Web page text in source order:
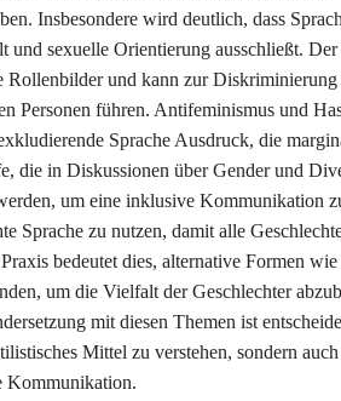
Insbesondere wird deutlich, dass
und sexuelle Orientierung ausschließt. Der
Rollenbilder und kann zur Diskriminierung
Personen führen. Antifeminismus und
Sprache Ausdruck, die
die in Diskussionen über Gender und
um eine inklusive Kommunikation
Sprache zu nutzen, damit alle
bedeutet dies, alternative Formen wie
um die Vielfalt der Geschlechter
mit diesen Themen ist
Mittel zu verstehen, sondern auch
Kommunikation.